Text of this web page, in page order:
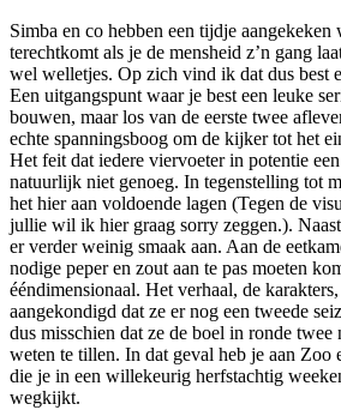
Simba en co hebben een tijdje aangekeken
terechtkomt als je de mensheid z’n gang
wel welletjes. Op zich vind ik dat dus best
Een uitgangspunt waar je best een leuke
bouwen, maar los van de eerste twee
echte spanningsboog om de kijker tot het
Het feit dat iedere viervoeter in potentie
natuurlijk niet genoeg. In tegenstelling tot
het hier aan voldoende lagen (Tegen de
jullie wil ik hier graag sorry zeggen.). Naast
er verder weinig smaak aan. Aan de
nodige peper en zout aan te pas moeten
ééndimensionaal. Het verhaal, de
aangekondigd dat ze er nog een tweede
dus misschien dat ze de boel in ronde twee
weten te tillen. In dat geval heb je aan Zoo
die je in een willekeurig herfstachtig
wegkijkt.